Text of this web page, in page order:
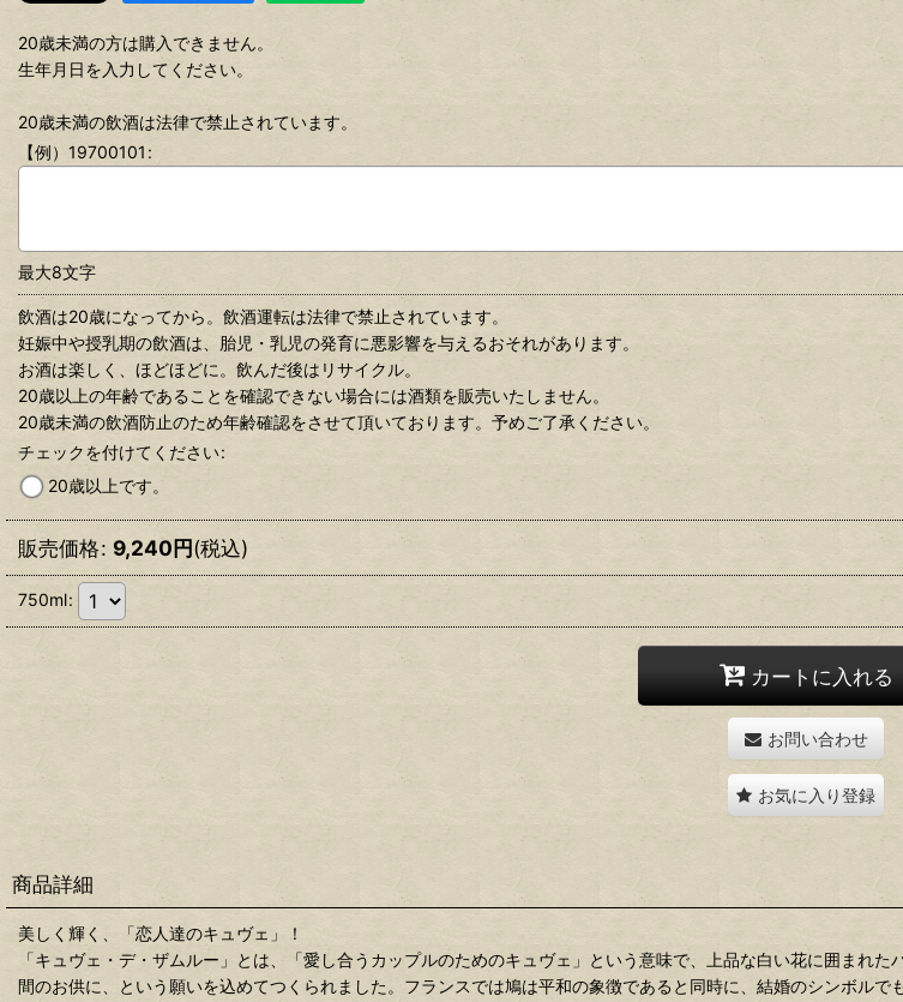
20歳未満の方は購入できません。
生年月日を入力してください。
20歳未満の飲酒は法律で禁止されています。
【例）19700101 :
最大8文字
飲酒は20歳になってから。飲酒運転は法律で禁止されています。
妊娠中や授乳期の飲酒は、胎児・乳児の発育に悪影響を与えるおそれがあります。
お酒は楽しく、ほどほどに。飲んだ後はリサイクル。
20歳以上の年齢であることを確認できない場合には酒類を販売いたしません。
20歳未満の飲酒防止のため年齢確認をさせて頂いております。予めご了承ください。
チェックを付けてください:
20歳以上です。
販売価格: 9,240円(税込)
750ml:
カートに入れる
お問い合わせ
お気に入り登録
商品詳細
美しく輝く、「恋人達のキュヴェ」！
「キュヴェ・デ・ザムルー」とは、「愛し合うカップルのためのキュヴェ」という意味で、上品な白い花に囲まれ
間のお供に、という願いを込めてつくられました。フランスでは鳩は平和の象徴であると同時に、結婚のシンボルで